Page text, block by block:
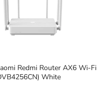
Redmi Router AX6 Wi-Fi
White